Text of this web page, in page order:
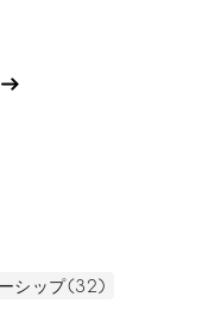
シップ(32)